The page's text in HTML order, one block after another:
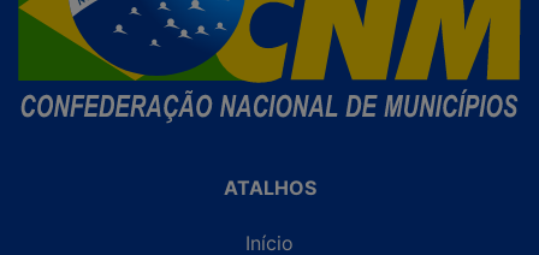
ATALHOS
Início